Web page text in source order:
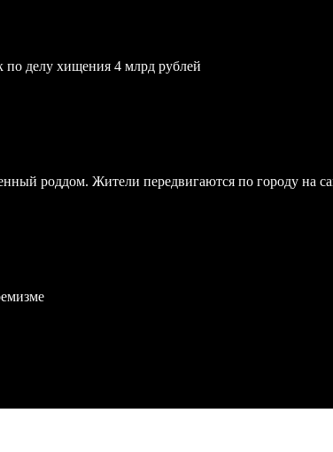
делу хищения 4 млрд рублей
роддом. Жители передвигаются по городу на